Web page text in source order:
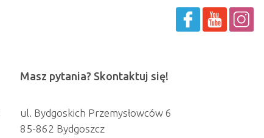
Masz pytania? Skontaktuj się!
ul. Bydgoskich Przemysłowców 6
85-862 Bydgoszcz